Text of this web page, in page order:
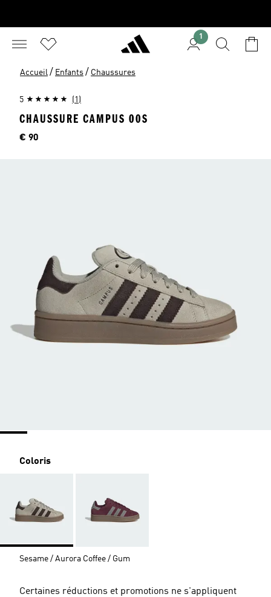
1
Accueil / Enfants / Chaussures
5 (1)
CHAUSSURE CAMPUS 00S
Price
€ 90
Coloris
Sesame / Aurora Coffee / Gum
Certaines réductions et promotions ne s'appliquent